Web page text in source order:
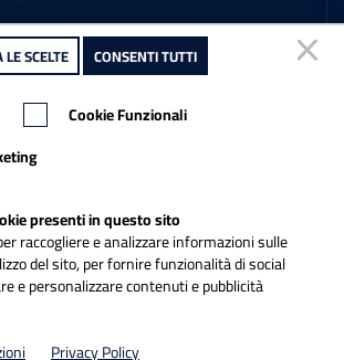
SCELTE CONSENTI TUTTI
Cookie Funzionali
presenti in questo sito
raccogliere e analizzare informazioni sulle
del sito, per fornire funzionalità di social
e personalizzare contenuti e pubblicità
Privacy Policy
SCELTE CONSENTI TUTTI
Cookie Funzionali
presenti in questo sito
raccogliere e analizzare informazioni sulle
del sito, per fornire funzionalità di social
e personalizzare contenuti e pubblicità
Privacy Policy